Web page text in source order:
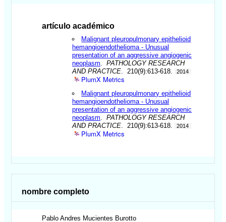
artículo académico
Malignant pleuropulmonary epithelioid
hemangioendothelioma - Unusual
presentation of an aggressive angiogenic
neoplasm .PATHOLOGY RESEARCH
AND PRACTICE . 210(9):613-618. 2014
PlumX Metrics
Malignant pleuropulmonary epithelioid
hemangioendothelioma - Unusual
presentation of an aggressive angiogenic
neoplasm .PATHOLOGY RESEARCH
AND PRACTICE . 210(9):613-618. 2014
PlumX Metrics
nombre completo
Pablo Andres Mucientes Burotto